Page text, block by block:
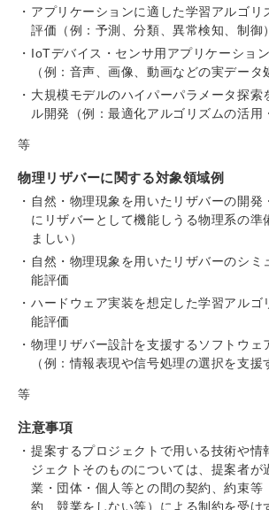
アプリケーションに適した学習アルゴリ
評価（例：予測、分類、異常検知、制御）
IoTデバイス・センサ用アプリケーショ
（例：音声、画像、動画などの実データ
大規模モデルのハイパーパラメータ探索
ル開発（例：最適化アルゴリズムの活用
等
物理リザバーに関する対象領域例
自然・物理現象を用いたリザバーの開発
にリザバーとして機能しうる物理系の準
ましい）
自然・物理現象を用いたリザバーのシミ
能評価
ハードウェア実装を想定した学習アルゴ
能評価
物理リザバー設計を支援するソフトウェ
（例：情報表現や信号処理の選択を支援
等
注意事項
提案するプロジェクトで用いる技術や情
ジェクトそのものについては、提案者が
業・団体・個人等との間の契約、約束等
約、競業をしない等）による制約を受け